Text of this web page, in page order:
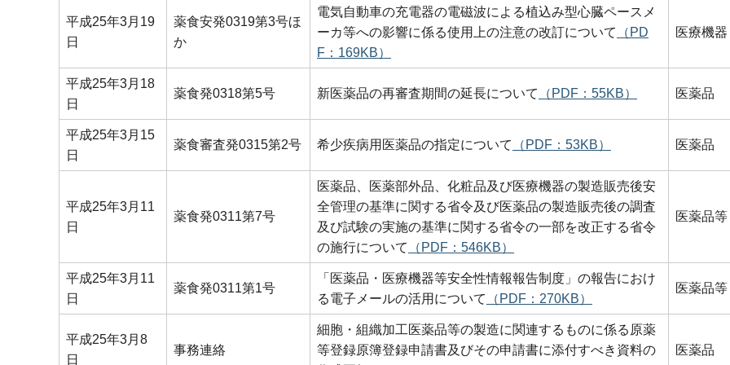
平成25年3月19
日
薬食安発0319第3号ほ
か
電気自動車の充電器の電磁波による植込み型心臓ペースメ
ーカ等への影響に係る使用上の注意の改訂について
（PD
F：169KB）
医療機器
平成25年3月18
日
薬食発0318第5号 新医薬品の再審査期間の延長について （PDF：55KB） 医薬品
平成25年3月15
日
薬食審査発0315第2号 希少疾病用医薬品の指定について （PDF：53KB） 医薬品
平成25年3月11
日
薬食発0311第7号
医薬品、医薬部外品、化粧品及び医療機器の製造販売後安
全管理の基準に関する省令及び医薬品の製造販売後の調査
及び試験の実施の基準に関する省令の一部を改正する省令
の施行について
（PDF：546KB）
医薬品等
平成25年3月11
日
薬食発0311第1号
「医薬品・医療機器等安全性情報報告制度」の報告におけ
る電子メールの活用について
（PDF：270KB）
医薬品等
平成25年3月8
日
事務連絡
細胞・組織加工医薬品等の製造に関連するものに係る原薬
等登録原簿登録申請書及びその申請書に添付すべき資料の
医薬品